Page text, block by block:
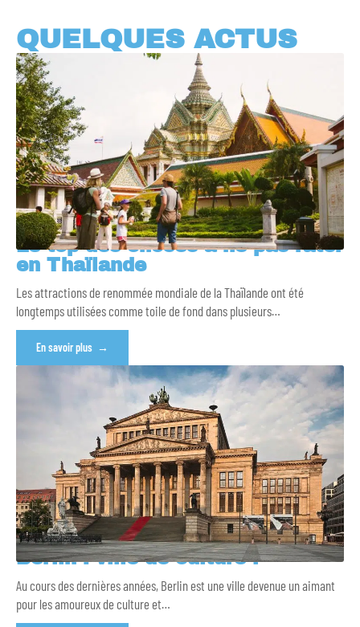
QUELQUES ACTUS
Le top des choses à ne pas rater
en Thaïlande
Les attractions de renommée mondiale de la Thaïlande ont été
longtemps utilisées comme toile de fond dans plusieurs…
En savoir plus
Berlin : ville de culture !
Au cours des dernières années, Berlin est une ville devenue un aimant
pour les amoureux de culture et…